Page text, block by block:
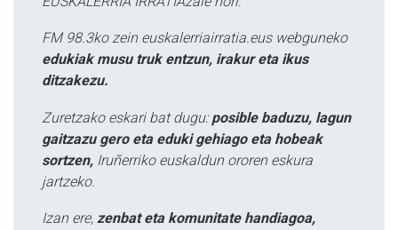
FM 98.3ko zein euskalerriairratia.eus webguneko
edukiak musu truk entzun, irakur eta ikus
ditzakezu.
Zuretzako eskari bat dugu: posible baduzu, lagun
gaitzazu gero eta eduki gehiago eta hobeak
sortzen, Iruñerriko euskaldun ororen eskura
jartzeko.
Izan ere, zenbat eta komunitate handiagoa,